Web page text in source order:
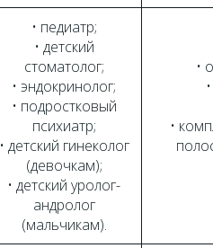
• педиатр;
• детский
стоматолог;
• эндокринолог;
• подростковый
психиатр;
• детский гинеколог
(девочкам);
• детский уролог-
андролог
(мальчикам).
•
•